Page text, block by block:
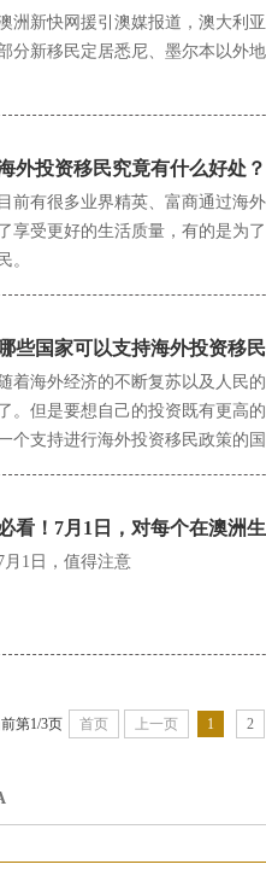
洲新快网援引澳媒报道，澳大利
分新移民定居悉尼、墨尔本以外
外投资移民究竟有什么好处？
目前有很多业界精英、富商通过海
享受更好的生活质量，有的是为
民。
哪些国家可以支持海外投资移
随着海外经济的不断复苏以及人民
。但是要想自己的投资既有更高
个支持进行海外投资移民政策的
看！7月1日，对每个在澳洲
月1日，值得注意
第1/3页 首页 上一页 1 2